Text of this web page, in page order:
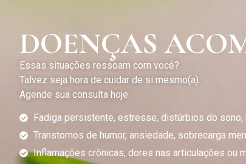
DOENÇAS
Essas situações ressoam com você?
Talvez seja hora de cuidar de si mesmo(a).
Agende sua consulta hoje.
Fadiga persistente, estresse, distúrbios do sono,
Transtornos de humor, ansiedade, sobrecarga
Inflamações crônicas, dores nas articulações ou